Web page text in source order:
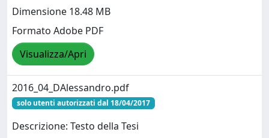
Dimensione 18.48 MB
Formato Adobe PDF
Visualizza/Apri
2016_04_DAlessandro.pdf
solo utenti autorizzati dal 18/04/2017
Descrizione: Testo della Tesi